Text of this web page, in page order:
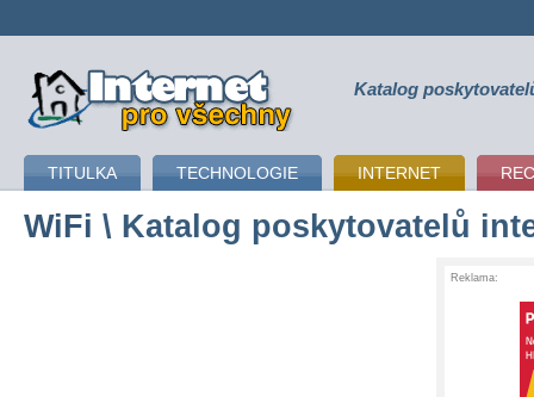
připojení k internetu Katalog
TITULKA TECHNOLOGIE INTERNET
WiFi \ Katalog poskytovatelů
Reklama: